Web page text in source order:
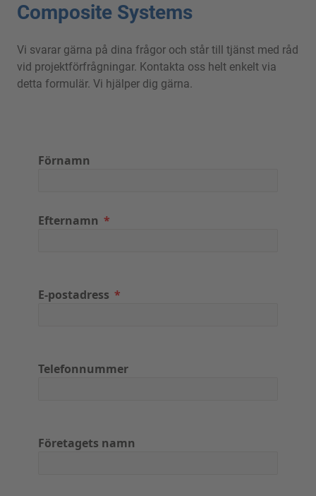
Composite Systems
Vi svarar gärna på dina frågor och står till tjänst med råd
vid projektförfrågningar. Kontakta oss helt enkelt via
detta formulär. Vi hjälper dig gärna.
Förnamn
Efternamn
E-postadress
Telefonnummer
Företagets namn